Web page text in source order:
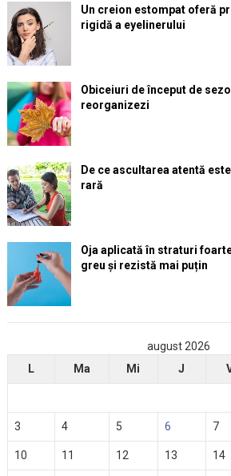
Un creion estompat oferă
rigidă a eyelinerului
Obiceiuri de început de
reorganizezi
De ce ascultarea atentă
rară
Oja aplicată în straturi
greu și rezistă mai puțin
august 2026
L
Ma Mi J
3 4 5 6 7
10 11 12 13 14